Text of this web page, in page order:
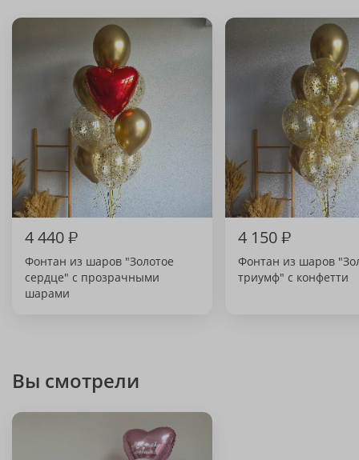
4 440₽
Фонтан из шаров "Золотое
сердце" с прозрачными
шарами
4 150₽
Фонтан из шаров
триумф" с конфетти
Вы смотрели